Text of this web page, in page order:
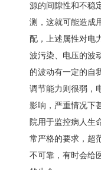
源的间隙性和不稳
测，这就可能造成
配，上述属性对电
波污染、电压的波
的波动有一定的自
调节能力则很弱，
影响，严重情况下
院用于监控病人生
常严格的要求，超
不可靠，有时会给